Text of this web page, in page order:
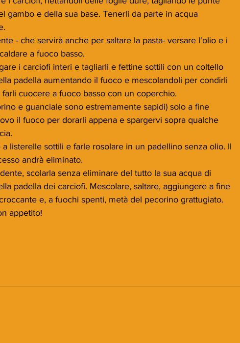
gambo e della sua base. Tenerli da parte in acqua
- che servirà anche per saltare la pasta- versare l'olio e i
a fuoco basso.
i carciofi interi e tagliarli e fettine sottili con un coltello
padella aumentando il fuoco e mescolandoli per condirli
cuocere a fuoco basso con un coperchio.
e guanciale sono estremamente sapidi) solo a fine
il fuoco per dorarli appena e spargervi sopra qualche
listerelle sottili e farle rosolare in un padellino senza olio. Il
andrà eliminato.
scolarla senza eliminare del tutto la sua acqua di
padella dei carciofi. Mescolare, saltare, aggiungere a fine
e, a fuochi spenti, metà del pecorino grattugiato.
appetito!